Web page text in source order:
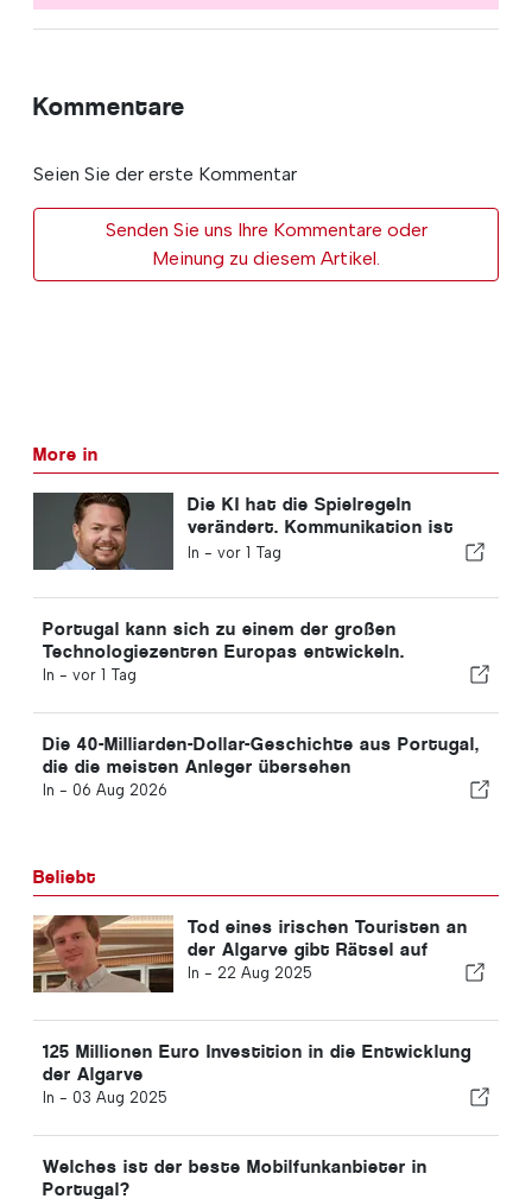
Kommentare
Seien Sie der erste Kommentar
Senden Sie uns Ihre Kommentare oder
Meinung zu diesem Artikel.
More in
Die KI hat die Spielregeln
verändert. Kommunikation ist
nun der Wettbewerbsvorteil.
In - vor 1 Tag
Portugal kann sich zu einem der großen
Technologiezentren Europas entwickeln.
In - vor 1 Tag
Die 40-Milliarden-Dollar-Geschichte aus Portugal,
die die meisten Anleger übersehen
In - 06 Aug 2026
Beliebt
Tod eines irischen Touristen an
der Algarve gibt Rätsel auf
In - 22 Aug 2025
125 Millionen Euro Investition in die Entwicklung
der Algarve
In - 03 Aug 2025
Welches ist der beste Mobilfunkanbieter in
Portugal?